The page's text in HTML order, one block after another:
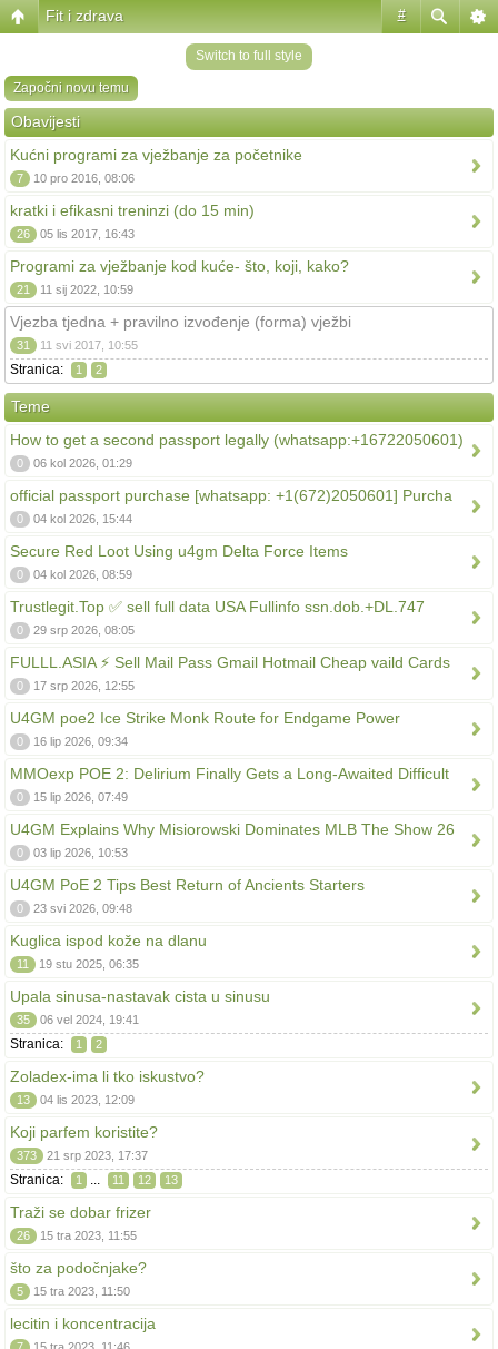
#
Fit i zdrava
Switch to full style
Započni novu temu
Obavijesti
Kućni programi za vježbanje za početnike
7 10 pro 2016, 08:06
kratki i efikasni treninzi (do 15 min)
26 05 lis 2017, 16:43
Programi za vježbanje kod kuće- što, koji, kako?
21 11 sij 2022, 10:59
Vjezba tjedna + pravilno izvođenje (forma) vježbi
31 11 svi 2017, 10:55
Stranica: 1 2
Teme
How to get a second passport legally (whatsapp:+16722050601)
0 06 kol 2026, 01:29
official passport purchase [whatsapp: +1(672)2050601] Purcha
0 04 kol 2026, 15:44
Secure Red Loot Using u4gm Delta Force Items
0 04 kol 2026, 08:59
Trustlegit.Top ✅ sell full data USA Fullinfo ssn.dob.+DL.747
0 29 srp 2026, 08:05
FULLL.ASIA ⚡ Sell Mail Pass Gmail Hotmail Cheap vaild Cards
0 17 srp 2026, 12:55
U4GM poe2 Ice Strike Monk Route for Endgame Power
0 16 lip 2026, 09:34
MMOexp POE 2: Delirium Finally Gets a Long-Awaited Difficult
0 15 lip 2026, 07:49
U4GM Explains Why Misiorowski Dominates MLB The Show 26
0 03 lip 2026, 10:53
U4GM PoE 2 Tips Best Return of Ancients Starters
0 23 svi 2026, 09:48
Kuglica ispod kože na dlanu
11 19 stu 2025, 06:35
Upala sinusa-nastavak cista u sinusu
35 06 vel 2024, 19:41
Stranica: 1 2
Zoladex-ima li tko iskustvo?
13 04 lis 2023, 12:09
Koji parfem koristite?
373 21 srp 2023, 17:37
Stranica: 1 ... 11 12 13
Traži se dobar frizer
26 15 tra 2023, 11:55
što za podočnjake?
5 15 tra 2023, 11:50
lecitin i koncentracija